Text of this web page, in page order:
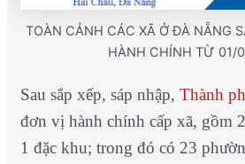
TOÀN CẢNH CÁC XÃ Ở ĐÀ NẴNG
HÀNH CHÍNH TỪ 01/
Sau sắp xếp, sáp nhập, Thành
đơn vị hành chính cấp xã, gồm
1 đặc khu; trong đó có 23